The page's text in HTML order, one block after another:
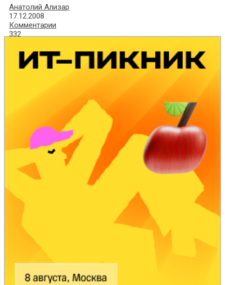
Анатолий Ализар
17.12.2008
Комментарии
332